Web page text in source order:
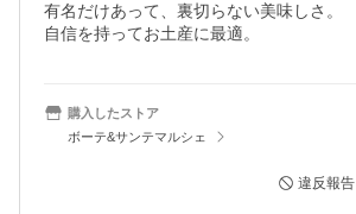
有名だけあって、裏切らない美味しさ。
自信を持ってお土産に最適。
購入したストア
ボーテ&サンテマルシェ
違反報告